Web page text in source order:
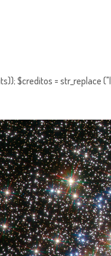
$creditos = str_replace